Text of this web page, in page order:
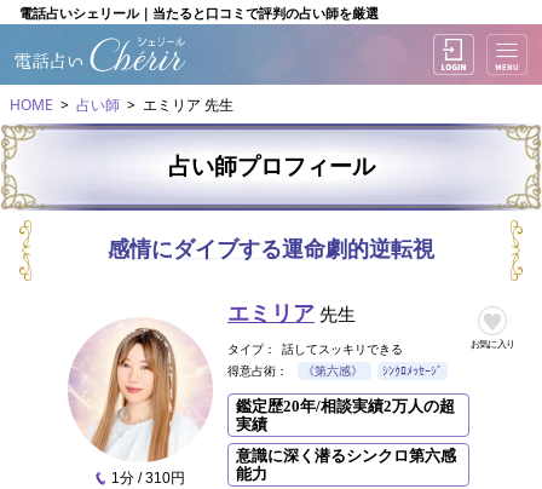
電話占いシェリール｜当たると口コミで評判の占い師を厳選
HOME 占い師 エミリア 先生
占い師プロフィール
感情にダイブする運命劇的逆転視
お気に入り
1分 / 310円
エミリア 先生
タイプ：
話してスッキリできる
得意占術：
《第六感》 ｼﾝｸﾛﾒｯｾｰｼﾞ
鑑定歴20年/相談実績2万人の超
実績
意識に深く潜るシンクロ第六感
能力